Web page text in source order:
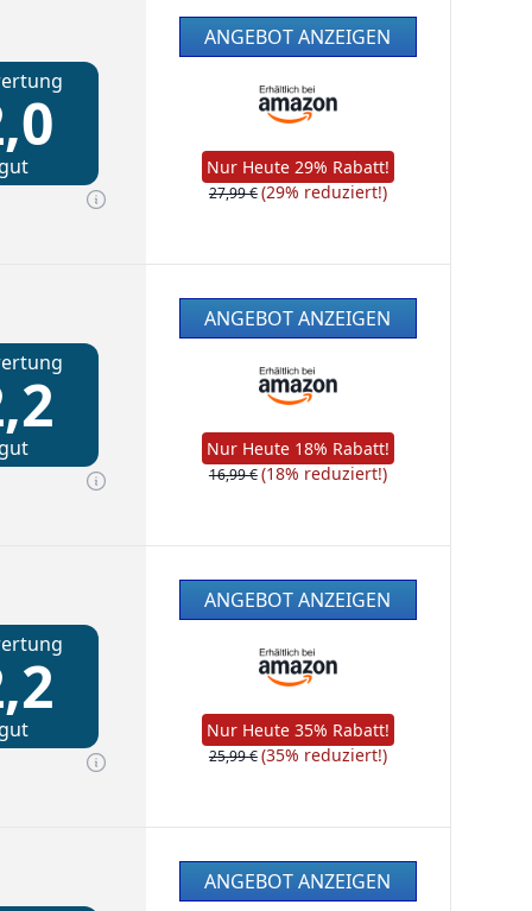
gut
ANGEBOT ANZEIGEN
Nur Heute 29% Rabatt!
27,99 €(29% reduziert!)
gut
ANGEBOT ANZEIGEN
Nur Heute 18% Rabatt!
16,99 €(18% reduziert!)
gut
ANGEBOT ANZEIGEN
Nur Heute 35% Rabatt!
25,99 €(35% reduziert!)
ANGEBOT ANZEIGEN